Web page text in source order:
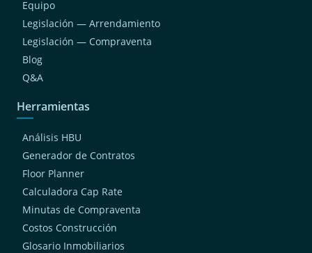
Equipo
Legislación — Arrendamiento
Legislación — Compraventa
Blog
Q&A
Herramientas
Análisis HBU
Generador de Contratos
Floor Planner
Calculadora Cap Rate
Minutas de Compraventa
Costos Construcción
Glosario Inmobiliarios